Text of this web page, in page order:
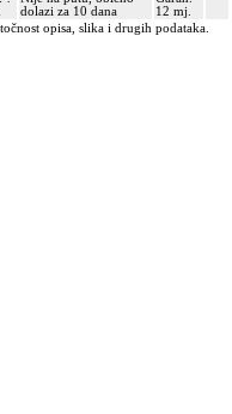
dolazi za 10 dana
12 mj.
opisa, slika i drugih podataka.